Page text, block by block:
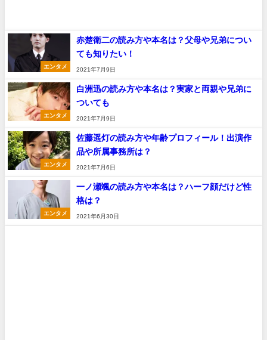
エンタメ
赤楚衛二の読み方や本名は？父母や兄弟につい
ても知りたい！
2021年7月9日
エンタメ
白洲迅の読み方や本名は？実家と両親や兄弟に
ついても
2021年7月9日
エンタメ
佐藤遥灯の読み方や年齢プロフィール！出演作
品や所属事務所は？
2021年7月6日
エンタメ
一ノ瀬颯の読み方や本名は？ハーフ顔だけど性
格は？
2021年6月30日